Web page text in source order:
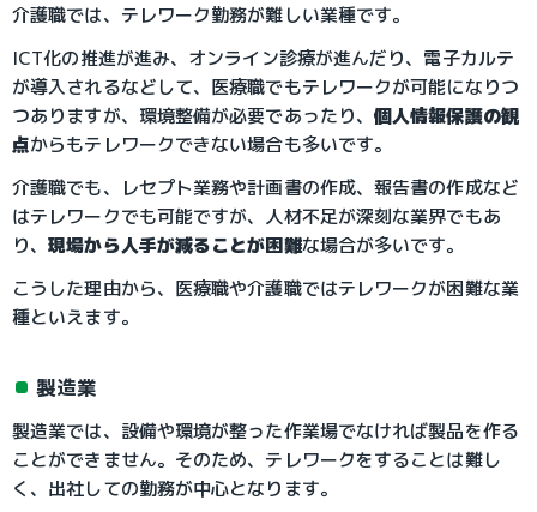
介護職では、テレワーク勤務が難しい業種です。
ICT化の推進が進み、オンライン診療が進んだり、電子カルテ
が導入されるなどして、医療職でもテレワークが可能になりつ
つありますが、環境整備が必要であったり、個人情報保護の観
点からもテレワークできない場合も多いです。
介護職でも、レセプト業務や計画書の作成、報告書の作成など
はテレワークでも可能ですが、人材不足が深刻な業界でもあ
り、現場から人手が減ることが困難な場合が多いです。
こうした理由から、医療職や介護職ではテレワークが困難な業
種といえます。
製造業
製造業では、設備や環境が整った作業場でなければ製品を作る
ことができません。そのため、テレワークをすることは難し
く、出社しての勤務が中心となります。